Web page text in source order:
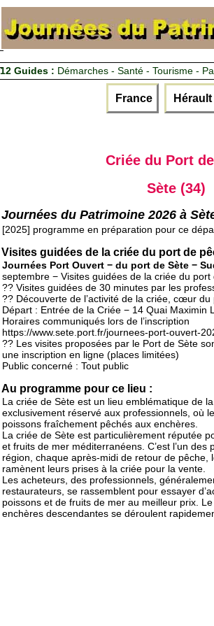
12 Guides : Démarches - Santé - Tourisme -
France Hérault
Criée du Port
Sète (34)
Journées du Patrimoine 2026 à
[2025] programme en préparation pour ce
Visites guidées de la criée du port de
Journées Port Ouvert − du port de Sète −
septembre − Visites guidées de la criée du port
?? Visites guidées de 30 minutes par les
?? Découverte de l’activité de la criée, cœur
Départ : Entrée de la Criée − 14 Quai Maximin
Horaires communiqués lors de l’inscription
https://www.sete.port.fr/journees-port-ouvert-
?? Les visites proposées par le Port de Sète
une inscription en ligne (places limitées)
Public concerné : Tout public
Au programme pour ce lieu :
La criée de Sète est un lieu emblématique de
exclusivement réservé aux professionnels, où
poissons fraîchement pêchés aux enchères.
La criée de Sète est particulièrement réputée
et fruits de mer méditerranéens. C’est l’un
région, chaque après-midi de retour de pêche,
ramènent leurs prises à la criée pour la vente.
Les acheteurs, des professionnels,
restaurateurs, se rassemblent pour essayer
poissons et de fruits de mer au meilleur prix.
enchères descendantes se déroulent